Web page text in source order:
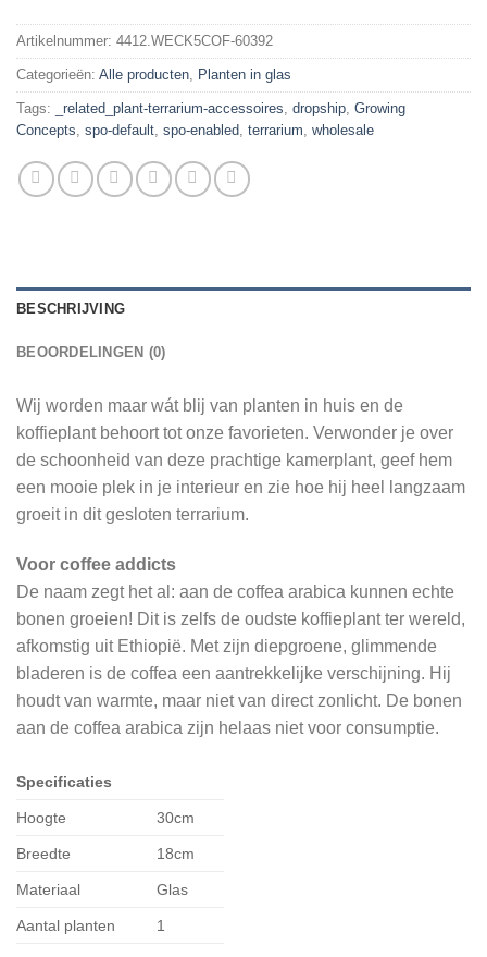
Artikelnummer: 4412.WECK5COF-60392
Categorieën: Alle producten, Planten in glas
Tags: _related_plant-terrarium-accessoires, dropship, Growing
Concepts, spo-default, spo-enabled, terrarium, wholesale
BESCHRIJVING
BEOORDELINGEN (0)
Wij worden maar wát blij van planten in huis en de
koffieplant behoort tot onze favorieten. Verwonder je over
de schoonheid van deze prachtige kamerplant, geef hem
een mooie plek in je interieur en zie hoe hij heel langzaam
groeit in dit gesloten terrarium.
Voor coffee addicts
De naam zegt het al: aan de coffea arabica kunnen echte
bonen groeien! Dit is zelfs de oudste koffieplant ter wereld,
afkomstig uit Ethiopië. Met zijn diepgroene, glimmende
bladeren is de coffea een aantrekkelijke verschijning. Hij
houdt van warmte, maar niet van direct zonlicht. De bonen
aan de coffea arabica zijn helaas niet voor consumptie.
Specificaties
Hoogte 30cm
Breedte 18cm
Materiaal Glas
Aantal planten 1